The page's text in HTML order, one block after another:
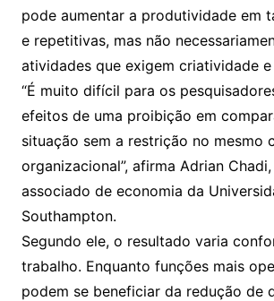
pode aumentar a produtividade em
e repetitivas, mas não
atividades que exigem criatividade
“É muito difícil para os
efeitos de uma proibição em
situação sem a restrição no mesmo
organizacional”, afirma Adrian
associado de economia da
Southampton.
Segundo ele, o resultado varia
trabalho. Enquanto funções mais
podem se beneficiar da redução de